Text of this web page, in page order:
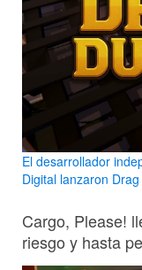
El desarrollador
Digital lanzaron
Cargo, Please!
riesgo y hasta